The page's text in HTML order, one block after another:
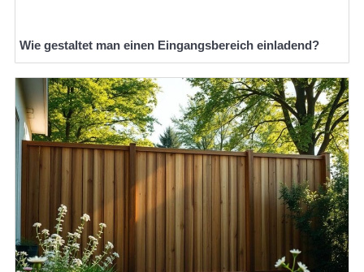
Wie gestaltet man einen Eingangsbereich einladend?